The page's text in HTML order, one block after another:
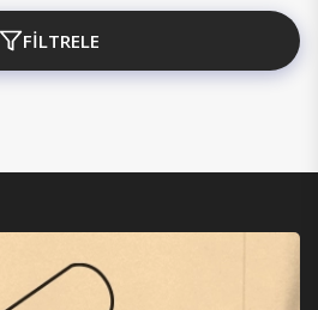
FİLTRELE